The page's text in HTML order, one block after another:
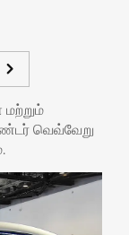
வெவ்வேறு